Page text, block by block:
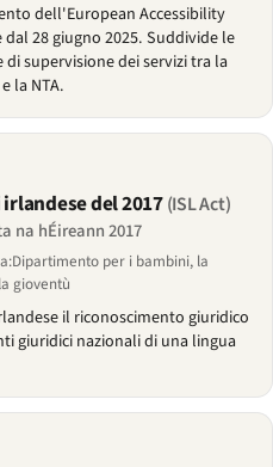
dell'European Accessibility
28 giugno 2025. Suddivide le
supervisione dei servizi tra la
la NTA.
del 2017(ISL Act)
na hÉireann 2017
per i bambini, la
gioventù
il riconoscimento giuridico
giuridici nazionali di una lingua